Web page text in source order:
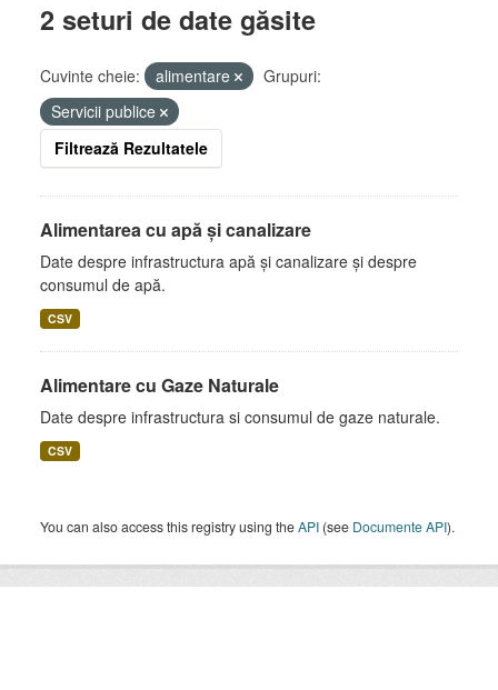
2 seturi de date găsite
Cuvinte cheie: alimentare
Grupuri:
Servicii publice
Filtrează Rezultatele
Alimentarea cu apă și canalizare
Date despre infrastructura apă și canalizare și despre
consumul de apă.
CSV
Alimentare cu Gaze Naturale
Date despre infrastructura si consumul de gaze naturale.
CSV
You can also access this registry using theAPI (see Documente API).